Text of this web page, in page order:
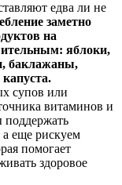
едва ли не
заметно
на
яблоки,
баклажаны,
супов или
витаминов и
поддержать
а еще рискуем
помогает
здоровое